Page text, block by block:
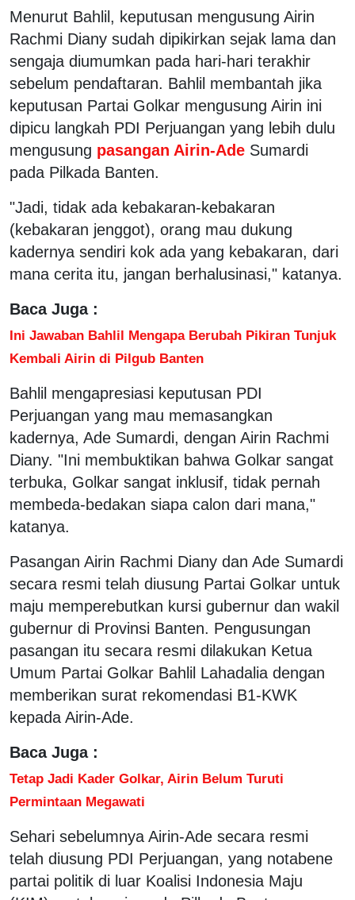
Menurut Bahlil, keputusan mengusung Airin
Rachmi Diany sudah dipikirkan sejak lama dan
sengaja diumumkan pada hari-hari terakhir
sebelum pendaftaran. Bahlil membantah jika
keputusan Partai Golkar mengusung Airin ini
dipicu langkah PDI Perjuangan yang lebih dulu
mengusung pasangan Airin-Ade Sumardi
pada Pilkada Banten.
"Jadi, tidak ada kebakaran-kebakaran
(kebakaran jenggot), orang mau dukung
kadernya sendiri kok ada yang kebakaran, dari
mana cerita itu, jangan berhalusinasi," katanya.
Baca Juga :
Ini Jawaban Bahlil Mengapa Berubah Pikiran Tunjuk
Kembali Airin di Pilgub Banten
Bahlil mengapresiasi keputusan PDI
Perjuangan yang mau memasangkan
kadernya, Ade Sumardi, dengan Airin Rachmi
Diany. "Ini membuktikan bahwa Golkar sangat
terbuka, Golkar sangat inklusif, tidak pernah
membeda-bedakan siapa calon dari mana,"
katanya.
Pasangan Airin Rachmi Diany dan Ade Sumardi
secara resmi telah diusung Partai Golkar untuk
maju memperebutkan kursi gubernur dan wakil
gubernur di Provinsi Banten. Pengusungan
pasangan itu secara resmi dilakukan Ketua
Umum Partai Golkar Bahlil Lahadalia dengan
memberikan surat rekomendasi B1-KWK
kepada Airin-Ade.
Baca Juga :
Tetap Jadi Kader Golkar, Airin Belum Turuti
Permintaan Megawati
Sehari sebelumnya Airin-Ade secara resmi
telah diusung PDI Perjuangan, yang notabene
partai politik di luar Koalisi Indonesia Maju